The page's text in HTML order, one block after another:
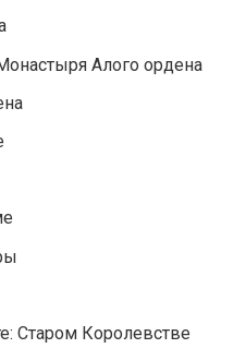
Алого ордена
Старом Королевстве